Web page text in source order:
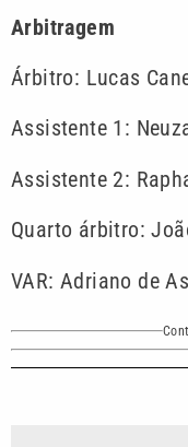
Arbitragem
Árbitro: Lucas
Assistente 1:
Assistente 2:
Quarto árbitro:
VAR: Adriano de